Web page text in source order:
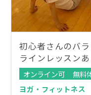
初心者さんのバ
ラインレッスンあ
オンライン可
無料
ヨガ・フィットネス